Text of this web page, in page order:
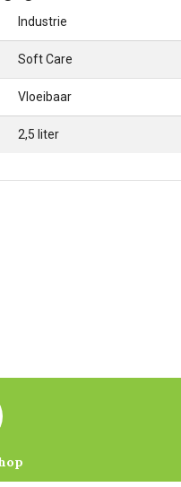
Industrie
Soft Care
Vloeibaar
2,5 liter